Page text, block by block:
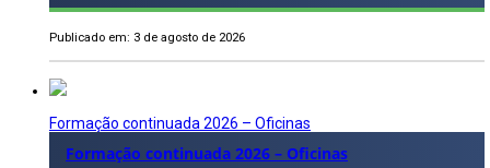
Publicado em: 3 de agosto de 2026
Formação continuada 2026 – Oficinas
Formação continuada 2026 – Oficinas